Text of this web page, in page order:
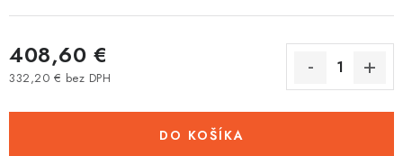
408,60 €
332,20 € bez DPH
DO KOŠÍKA